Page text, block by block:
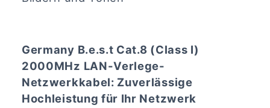
Germany B.e.s.t Cat.8 (Class I)
2000MHz LAN-Verlege-
Netzwerkkabel: Zuverlässige
Hochleistung für Ihr Netzwerk